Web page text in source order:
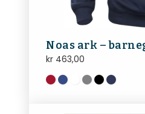
Noas ark –
kr 463,00